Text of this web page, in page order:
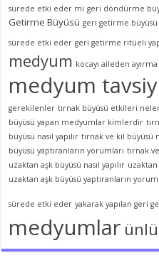
sürede etki eder mi geri döndürme
Getirme Büyüsü geri getirme
sürede etki eder geri getirme ritüeli
medyum kocayı aileden
medyum
gerekilenler tırnak büyüsü etkileri
büyüsü yapan medyumlar kimlerdir
büyüsü nasıl yapılır tırnak ve kıl
büyüsü yaptıranların yorumları tırnak
uzaktan aşk büyüsü nasıl yapılır uzaktan
uzaktan aşk büyüsü yaptıranların
sürede etki eder yakarak yapılan geri
medyumlar